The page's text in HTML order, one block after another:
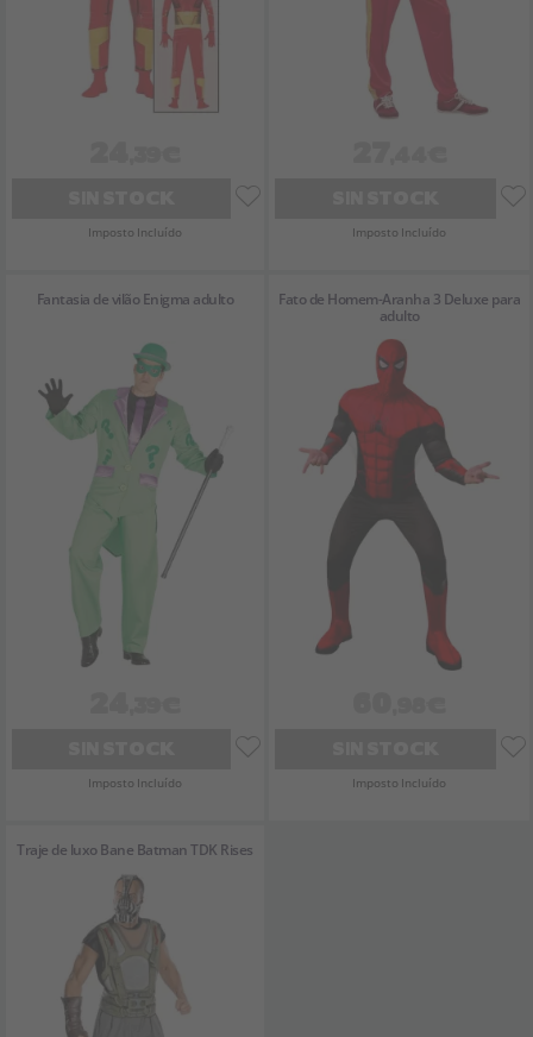
Imposto Incluído Imposto Incluído
Fantasia de vilão Enigma adulto
Imposto Incluído
Fato de Homem-Aranha 3 Deluxe para
adulto
Imposto Incluído
Traje de luxo Bane Batman TDK Rises